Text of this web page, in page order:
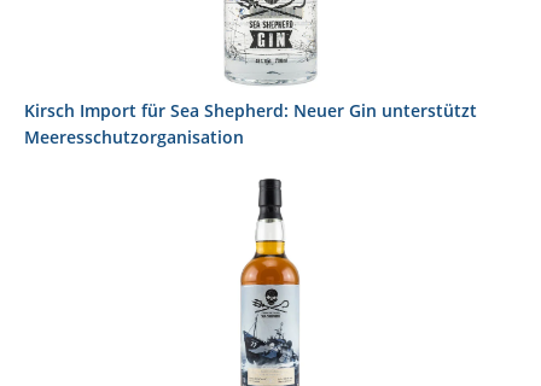
Kirsch Import für Sea Shepherd: Neuer Gin unterstützt
Meeresschutzorganisation